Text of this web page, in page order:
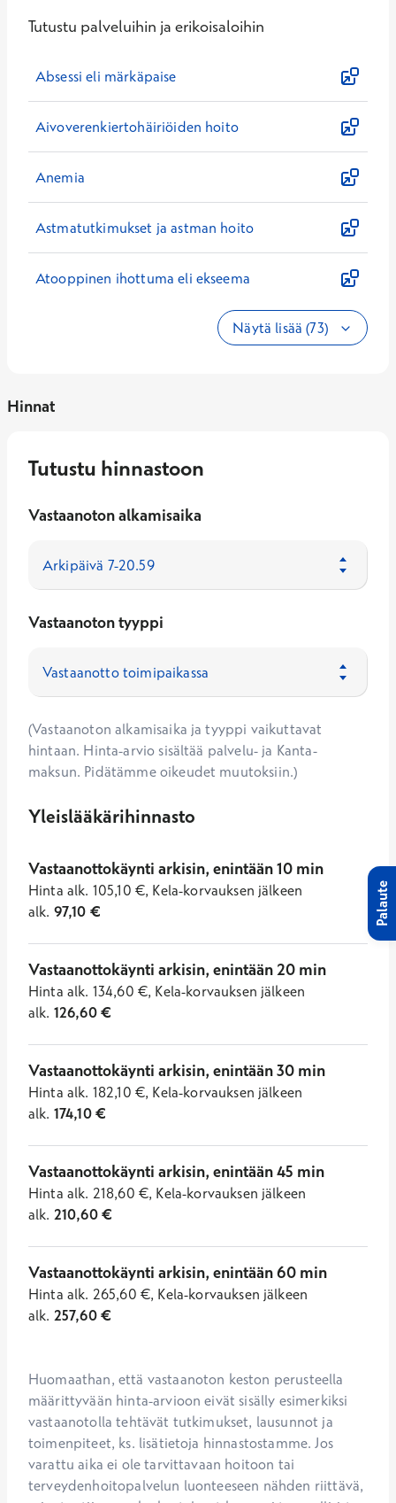
Tutustu palveluihin ja erikoisaloihin
Absessi eli märkäpaise
Aivoverenkiertohäiriöiden hoito
Anemia
Astmatutkimukset ja astman hoito
Atooppinen ihottuma eli ekseema
Näytä lisää (73)
Hinnat
Tutustu hinnastoon
Vastaanoton alkamisaika
Vastaanoton tyyppi
(Vastaanoton alkamisaika ja tyyppi vaikuttavat
hintaan. Hinta-arvio sisältää palvelu- ja Kanta-
maksun. Pidätämme oikeudet muutoksiin.)
Yleislääkärihinnasto
Vastaanottokäynti arkisin, enintään 10 min
Hinta alk. 105,10 €, Kela-korvauksen jälkeen
alk. 97,10 €
Vastaanottokäynti arkisin, enintään 20 min
Hinta alk. 134,60 €, Kela-korvauksen jälkeen
alk. 126,60€
Vastaanottokäynti arkisin, enintään 30 min
Hinta alk. 182,10 €, Kela-korvauksen jälkeen
alk. 174,10€
Vastaanottokäynti arkisin, enintään 45 min
Hinta alk. 218,60 €, Kela-korvauksen jälkeen
alk. 210,60€
Vastaanottokäynti arkisin, enintään 60 min
Hinta alk. 265,60 €, Kela-korvauksen jälkeen
alk. 257,60€
Huomaathan, että vastaanoton keston perusteella
määrittyvään hinta-arvioon eivät sisälly esimerkiksi
vastaanotolla tehtävät tutkimukset, lausunnot ja
toimenpiteet, ks. lisätietoja hinnastostamme. Jos
varattu aika ei ole tarvittavaan hoitoon tai
terveydenhoitopalvelun luonteeseen nähden riittävä,
Palaute